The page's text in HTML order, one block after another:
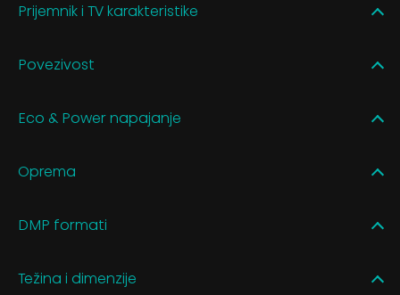
Prijemnik i TV karakteristike
Povezivost
Eco & Power napajanje
Oprema
DMP formati
Težina i dimenzije